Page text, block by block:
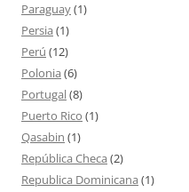
Paraguay(1)
Persia (1)
Perú (12)
Polonia (6)
Portugal(8)
Puerto Rico (1)
Qasabin (1)
República Checa (2)
Republica Dominicana (1)